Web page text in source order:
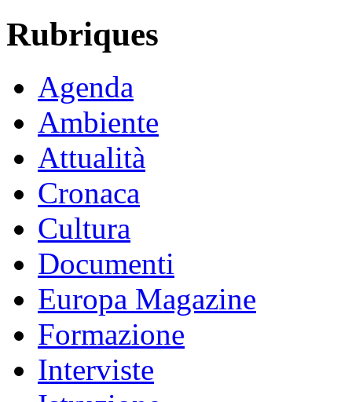
Rubriques
Agenda
Ambiente
Attualità
Cronaca
Cultura
Documenti
Europa Magazine
Formazione
Interviste